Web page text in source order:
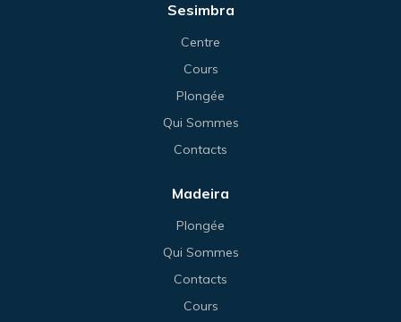
Sesimbra
Centre
Cours
Plongée
Qui Sommes
Contacts
Madeira
Plongée
Qui Sommes
Contacts
Cours